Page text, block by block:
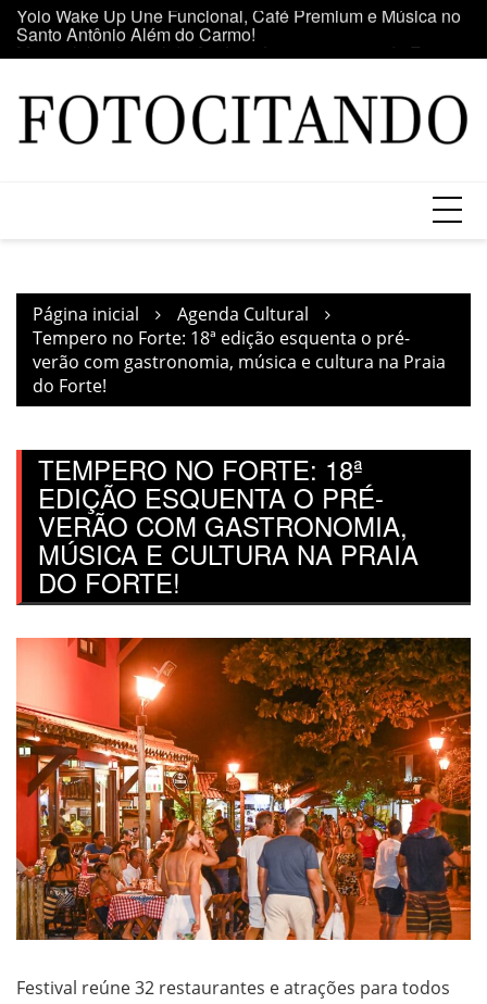
para
o
Maior clube de vinil da América Latina participa da Feira
do Vinil no Shopping Center Lapa
Página inicial
Agenda Cultural
Tempero no Forte: 18ª edição esquenta o pré-
verão com gastronomia, música e cultura na Praia
do Forte!
TEMPERO NO FORTE: 18ª
EDIÇÃO ESQUENTA O PRÉ-
VERÃO COM GASTRONOMIA,
MÚSICA E CULTURA NA PRAIA
DO FORTE!
Festival reúne 32 restaurantes e atrações para todos